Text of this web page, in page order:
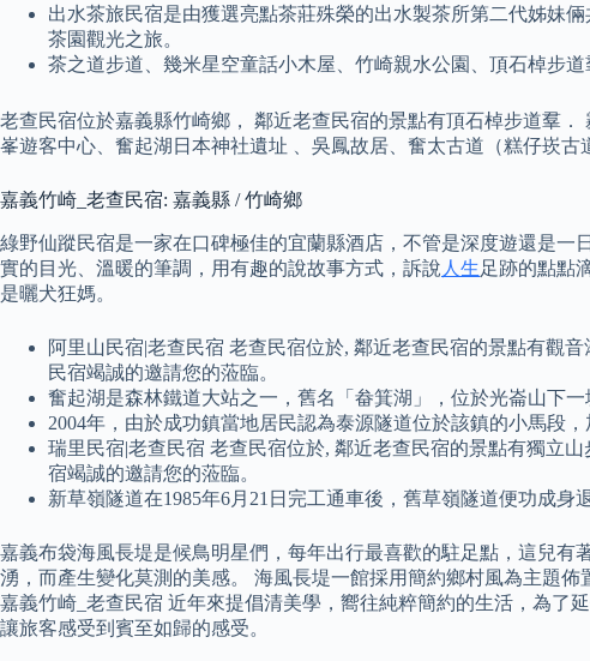
出水茶旅民宿是由獲選亮點茶莊殊榮的出水製茶所第二代姊妹
茶園觀光之旅。
茶之道步道、幾米星空童話小木屋、竹崎親水公園、頂石棹步道
老查民宿位於嘉義縣竹崎鄉， 鄰近老查民宿的景點有頂石棹步道羣
峯遊客中心、奮起湖日本神社遺址 、吳鳳故居、奮太古道（糕仔崁古
嘉義竹崎_老查民宿: 嘉義縣 / 竹崎鄉
綠野仙蹤民宿是一家在口碑極佳的宜蘭縣酒店，不管是深度遊還是
實的目光、溫暖的筆調，用有趣的說故事方式，訴說 人生足跡的點點
是曬犬狂媽。
阿里山民宿|老查民宿 老查民宿位於, 鄰近老查民宿的景點有觀
民宿竭誠的邀請您的蒞臨。
奮起湖是森林鐵道大站之一，舊名「畚箕湖」，位於光崙山下
2004年，由於成功鎮當地居民認為泰源隧道位於該鎮的小馬段
瑞里民宿|老查民宿 老查民宿位於, 鄰近老查民宿的景點有獨立
宿竭誠的邀請您的蒞臨。
新草嶺隧道在1985年6月21日完工通車後，舊草嶺隧道便功成身
嘉義布袋海風長堤是候鳥明星們，每年出行最喜歡的駐足點，這兒
湧，而產生變化莫測的美感。 海風長堤一館採用簡約鄉村風為主題
嘉義竹崎_老查民宿 近年來提倡清美學，嚮往純粹簡約的生活，為了
讓旅客感受到賓至如歸的感受。